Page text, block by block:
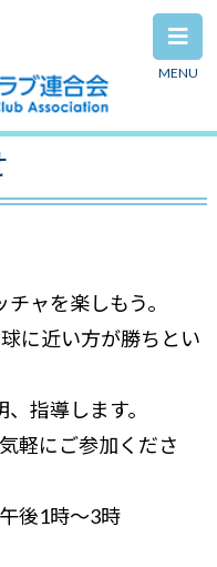
MENU
1２月 参
せ
ャを楽しもう。
に近い方が勝ちとい
指導します。
軽にご参加くださ
後1時～3時